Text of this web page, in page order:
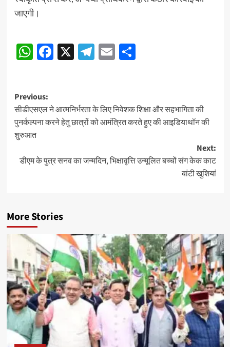
जाएगी।
Post
navigation
WhatsApp
Facebook
X Telegram
EmailShare
Post
navigation
Previous:
सीडीएसएल ने आत्मनिर्भरता के लिए निवेशक शिक्षा और सहभागिता की
पुनर्कल्पना करने हेतु छात्रों को आमंत्रित करते हुए की आइडियाथॉन की
शुरुआत
Next:
डीएम के पुत्र सनव का जन्मदिन, भिक्षावृत्ति उन्मूलित बच्चों संग केक काट
बांटी खुशियां
More Stories